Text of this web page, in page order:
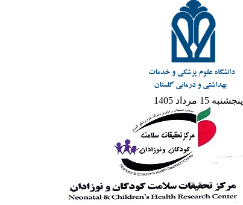
پنجشنبه 15 مرداد 1405